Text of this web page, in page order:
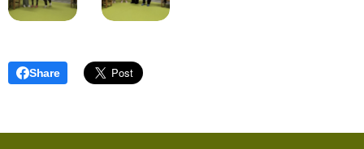
Share